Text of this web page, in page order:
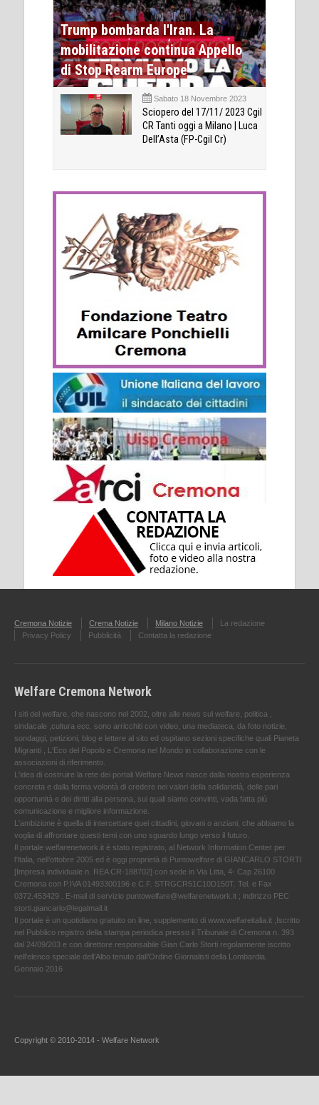
Trump bombarda l'Iran. La
mobilitazione continua Appello
di Stop Rearm Europe
Sabato 18 Novembre 2023
Sciopero del 17/11/ 2023 Cgil
CR Tanti oggi a Milano | Luca
Dell’Asta (FP-Cgil Cr)
Cremona Notizie Crema Notizie Milano Notizie
La redazione
Privacy Policy
Pubblicità Contatta la redazione
Welfare Cremona Network
I siti del welfare, che nascono nel 2002, oltre alle news sul welfare, politica ,
sindacale ,cultura ecc. sono arricchiti con video, una mediateca, da foto notizie,
sondaggi, petizioni, blog e lettere al sito ed ospitano sezioni specifiche quali Pianeta
Migranti , L'Eco del Popolo e Cremona nel Mondo in collaborazione con le
associazioni di riferimento.
L'idea di costruire la rete dei portali Welfare News nasce dalla nostra esperienza
concreta e dalla ferma volontà di credere nei valori della solidarietà, delle pari
opportunità e dei diritti alla persona, sui quali siamo convinti, vada fatta più
comunicazione e migliore informazione.
L'ambizione è quella di intercettare quei cittadini, giovani o anziani, che abbiamo la
voglia di affrontare questi temi con uno sguardo lungo verso il futuro.
Il portale welfarenetwork.it è stato registrato, al Network Information Center per
l'Italia, nell’ottobre 2005 ed è oggi proprietà di Puntowelfare di GIANCARLO STORTI
[Impresa individuale n. REA CR-188702] con sede in Via Litta, 4- Cap 26100
Cremona con P.IVA 01493300196 e C.F. STRGCR51C10D150T. Tel. e Fax
0372.453429 . E-mail di servizio puntowelfare@welfarenetwork.it ; indirizzo PEC
storti.giancarlo@legalmail.it
Il portale è un quotidiano gratuito on line, supplemento di www.welfareitalia.it ,Iscritto
nel Pubblico registro della stampa periodica presso il Tribunale di Cremona n. 393
dal 24/09/203 e con direttore responsabile Gian Carlo Storti regolarmente iscritto
nell’elenco speciale dell’Albo tenuto dall’Ordine Giornalisti della Lombardia.
Gennaio 2016
Copyright © 2010-2014 - Welfare Network